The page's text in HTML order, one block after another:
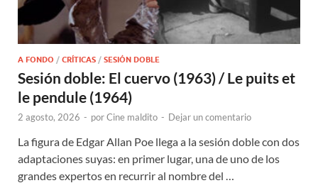
A FONDO / CRÍTICAS / SESIÓN DOBLE
Sesión doble: El cuervo (1963) / Le puits et
le pendule (1964)
2 agosto, 2026 - porCine maldito - Dejar un comentario
La figura de Edgar Allan Poe llega a la sesión doble con dos
adaptaciones suyas: en primer lugar, una de uno de los
grandes expertos en recurrir al nombre del …